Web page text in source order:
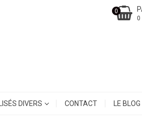
0
0
DIVERS CONTACT LE BLOG